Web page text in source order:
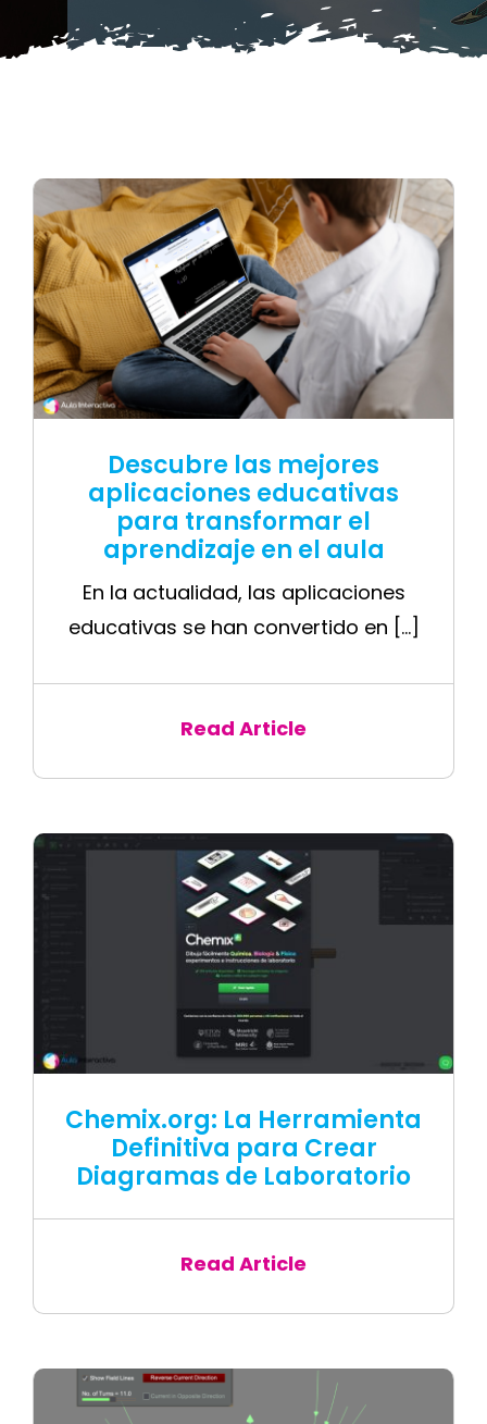
Blog
Descubre las mejores
aplicaciones educativas
para transformar el
aprendizaje en el aula
En la actualidad, las aplicaciones
educativas se han convertido en [...]
Read Article
Chemix.org: La Herramienta
Definitiva para Crear
Diagramas de Laboratorio
Read Article